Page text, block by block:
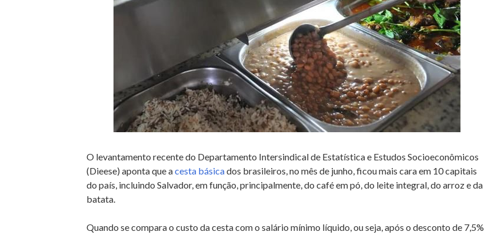
O levantamento recente do Departamento Intersindical de Estatística e Estudos Socioeconômicos
(Dieese) aponta que acesta básicados brasileiros, no mês de junho, ficou mais cara em 10 capitais
do país, incluindo Salvador, em função, principalmente, do café em pó, do leite integral, do arroz e da
batata.
Quando se compara o custo da cesta com o salário mínimo líquido, ou seja, após o desconto de 7,5%